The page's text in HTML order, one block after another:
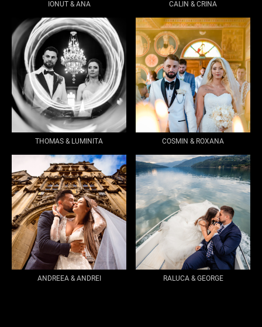
IONUT & ANA CALIN & CRINA
THOMAS & LUMINITA COSMIN & ROXANA
ANDREEA & ANDREI RALUCA & GEORGE